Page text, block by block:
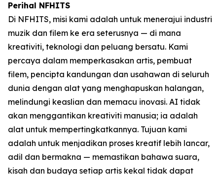
Perihal NFHITS
Di NFHITS, misi kami adalah untuk menerajui industri
muzik dan filem ke era seterusnya — di mana
kreativiti, teknologi dan peluang bersatu. Kami
percaya dalam memperkasakan artis, pembuat
filem, pencipta kandungan dan usahawan di seluruh
dunia dengan alat yang menghapuskan halangan,
melindungi keaslian dan memacu inovasi. AI tidak
akan menggantikan kreativiti manusia; ia adalah
alat untuk mempertingkatkannya. Tujuan kami
adalah untuk menjadikan proses kreatif lebih lancar,
adil dan bermakna — memastikan bahawa suara,
kisah dan budaya setiap artis kekal tidak dapat